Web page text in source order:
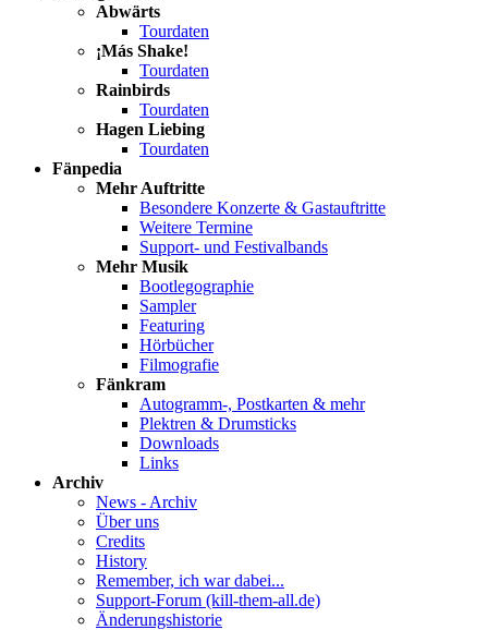
Abwärts
Tourdaten
¡Más Shake!
Tourdaten
Rainbirds
Tourdaten
Hagen Liebing
Tourdaten
Fänpedia
Mehr Auftritte
Besondere Konzerte & Gastauftritte
Weitere Termine
Support- und Festivalbands
Mehr Musik
Bootlegographie
Sampler
Featuring
Hörbücher
Filmografie
Fänkram
Autogramm-, Postkarten & mehr
Plektren & Drumsticks
Downloads
Links
Archiv
News - Archiv
Über uns
Credits
History
Remember, ich war dabei...
Support-Forum (kill-them-all.de)
Änderungshistorie